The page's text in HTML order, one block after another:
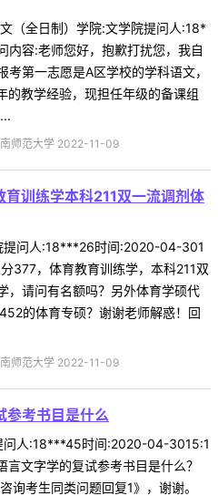
（全日制）学院:文学院提问人:18*
容:老师您好，抱歉打扰您，我自
第一志愿是A区学校的学科语文，
教学经验，现担任年级的备课组
师范大学 2022-11-09
训练学本科211双一流调剂体
提问人:18***26时间:2020-04-301
377，体育教育训练学，本科211双
，请问有名额吗？另外体育学硕代
的体育专硕？谢谢老师解惑！回
师范大学 2022-11-09
参考书目是什么
问人:18***45时间:2020-04-3015:1
文字学的复试参考书目是什么？
询考生同类问题回复1》，谢谢。